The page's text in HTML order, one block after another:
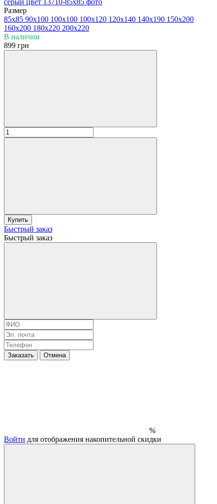
Размер
85х85 90х100 100х100 100х120 120х140 140х190 150х200
160х200 180х220 200х220
В наличии
899 грн
Купить
Быстрый заказ
Быстрый заказ
Заказать Отмена
%
Войти для отображения накопительной скидки